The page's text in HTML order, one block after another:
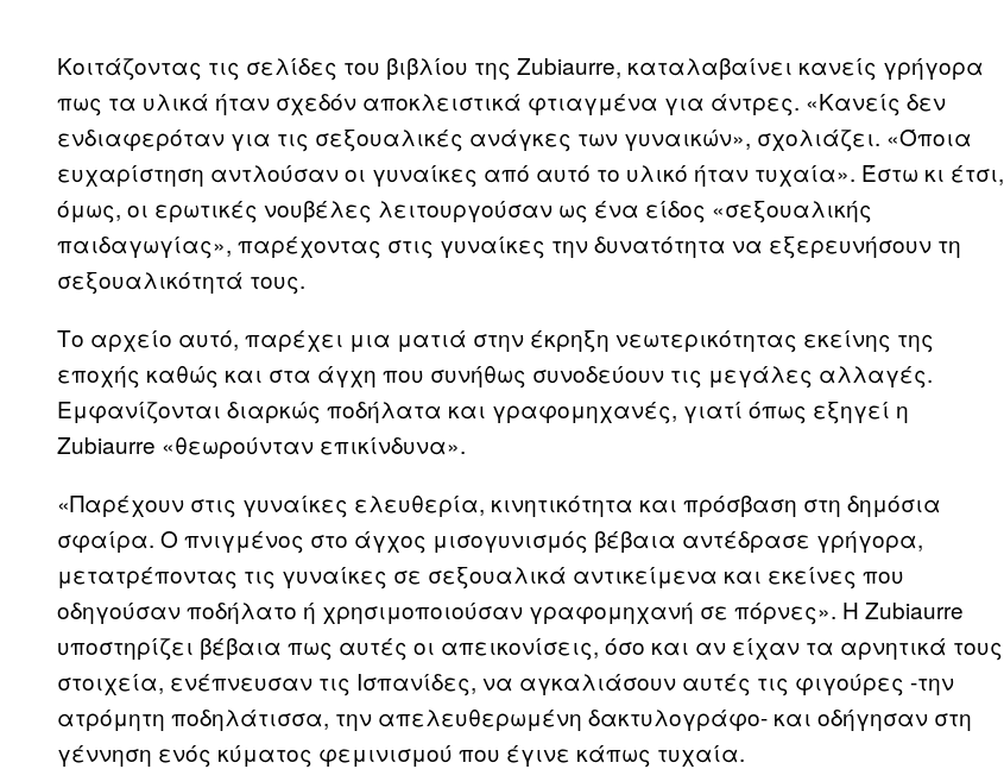
Κοιτάζοντας τις σελίδες του βιβλίου της Zubiaurre, καταλαβαίνει κανείς γρήγορα
πως τα υλικά ήταν σχεδόν αποκλειστικά φτιαγμένα για άντρες. «Κανείς δεν
ενδιαφερόταν για τις σεξουαλικές ανάγκες των γυναικών», σχολιάζει. «Όποια
ευχαρίστηση αντλούσαν οι γυναίκες από αυτό το υλικό ήταν τυχαία». Έστω κι έτσι,
όμως, οι ερωτικές νουβέλες λειτουργούσαν ως ένα είδος «σεξουαλικής
παιδαγωγίας», παρέχοντας στις γυναίκες την δυνατότητα να εξερευνήσουν τη
σεξουαλικότητά τους.
Το αρχείο αυτό, παρέχει μια ματιά στην έκρηξη νεωτερικότητας εκείνης της
εποχής καθώς και στα άγχη που συνήθως συνοδεύουν τις μεγάλες αλλαγές.
Εμφανίζονται διαρκώς ποδήλατα και γραφομηχανές, γιατί όπως εξηγεί η
Zubiaurre «θεωρούνταν επικίνδυνα».
«Παρέχουν στις γυναίκες ελευθερία, κινητικότητα και πρόσβαση στη δημόσια
σφαίρα. Ο πνιγμένος στο άγχος μισογυνισμός βέβαια αντέδρασε γρήγορα,
μετατρέποντας τις γυναίκες σε σεξουαλικά αντικείμενα και εκείνες που
οδηγούσαν ποδήλατο ή χρησιμοποιούσαν γραφομηχανή σε πόρνες». Η Zubiaurre
υποστηρίζει βέβαια πως αυτές οι απεικονίσεις, όσο και αν είχαν τα αρνητικά τους
στοιχεία, ενέπνευσαν τις Ισπανίδες, να αγκαλιάσουν αυτές τις φιγούρες -την
ατρόμητη ποδηλάτισσα, την απελευθερωμένη δακτυλογράφο- και οδήγησαν στη
γέννηση ενός κύματος φεμινισμού που έγινε κάπως τυχαία.